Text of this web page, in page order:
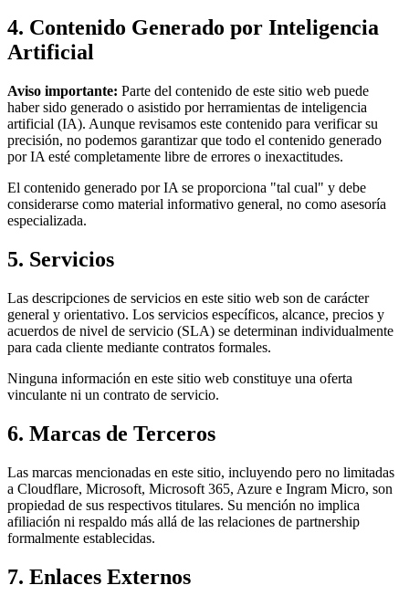
4. Contenido Generado por Inteligencia
Artificial
Aviso importante: Parte del contenido de este sitio web puede
haber sido generado o asistido por herramientas de inteligencia
artificial (IA). Aunque revisamos este contenido para verificar su
precisión, no podemos garantizar que todo el contenido generado
por IA esté completamente libre de errores o inexactitudes.
El contenido generado por IA se proporciona "tal cual" y debe
considerarse como material informativo general, no como asesoría
especializada.
5. Servicios
Las descripciones de servicios en este sitio web son de carácter
general y orientativo. Los servicios específicos, alcance, precios y
acuerdos de nivel de servicio (SLA) se determinan individualmente
para cada cliente mediante contratos formales.
Ninguna información en este sitio web constituye una oferta
vinculante ni un contrato de servicio.
6. Marcas de Terceros
Las marcas mencionadas en este sitio, incluyendo pero no limitadas
a Cloudflare, Microsoft, Microsoft 365, Azure e Ingram Micro, son
propiedad de sus respectivos titulares. Su mención no implica
afiliación ni respaldo más allá de las relaciones de partnership
formalmente establecidas.
7. Enlaces Externos